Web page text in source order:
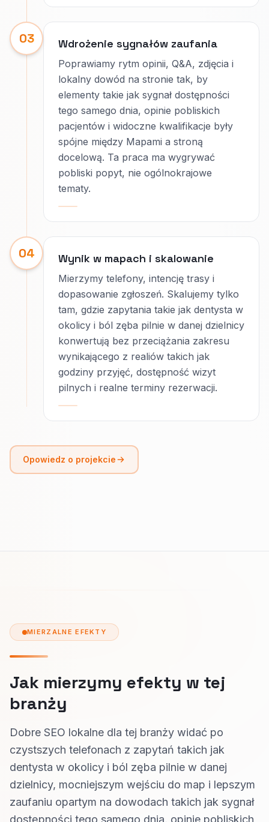
03 Wdrożenie sygnałów zaufania
Poprawiamy rytm opinii, Q&A, zdjęcia i
lokalny dowód na stronie tak, by
elementy takie jak sygnał dostępności
tego samego dnia, opinie pobliskich
pacjentów i widoczne kwalifikacje były
spójne między Mapami a stroną
docelową. Ta praca ma wygrywać
pobliski popyt, nie ogólnokrajowe
tematy.
04 Wynik w mapach i skalowanie
Mierzymy telefony, intencję trasy i
dopasowanie zgłoszeń. Skalujemy tylko
tam, gdzie zapytania takie jak dentysta w
okolicy i ból zęba pilnie w danej dzielnicy
konwertują bez przeciążania zakresu
wynikającego z realiów takich jak
godziny przyjęć, dostępność wizyt
pilnych i realne terminy rezerwacji.
Opowiedz o projekcie
MIERZALNE EFEKTY
Jak mierzymy efekty w tej
branży
Dobre SEO lokalne dla tej branży widać po
czystszych telefonach z zapytań takich jak
dentysta w okolicy i ból zęba pilnie w danej
dzielnicy, mocniejszym wejściu do map i lepszym
zaufaniu opartym na dowodach takich jak sygnał
dostępności tego samego dnia, opinie pobliskich